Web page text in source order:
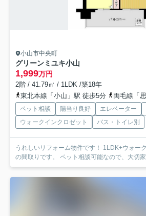
小山市中央町
グリーンミユキ小山
1,999万円
2階 / 41.79㎡ / 1LDK /築18年
東北本線「小山」駅 徒歩5分
両毛線「
ペット相談 陽当り良好 エレベーター
ウォークインクロゼット
バス・トイレ別
うれしいリフォーム物件です！ 1LDK+ウォー
の間取りです。 ペット相談可能なので、大切